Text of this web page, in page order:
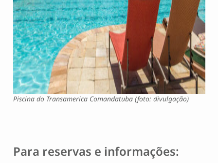
Piscina do Transamerica Comandatuba (foto: divulgação)
Para reservas e informações: